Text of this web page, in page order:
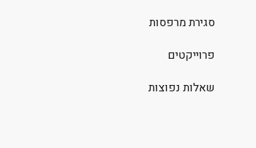
סגירת מרפסות
פרוייקטים
שאלות נפוצות